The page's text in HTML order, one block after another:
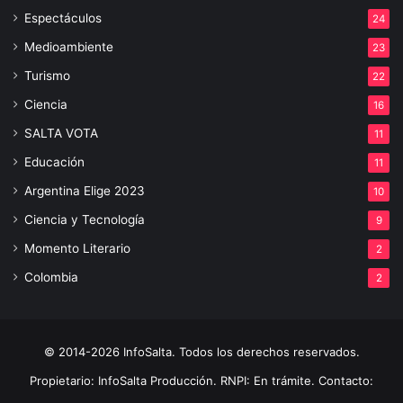
Espectáculos 24
Medioambiente 23
Turismo 22
Ciencia 16
SALTA VOTA 11
Educación 11
Argentina Elige 2023 10
Ciencia y Tecnología 9
Momento Literario 2
Colombia 2
© 2014-2026 InfoSalta. Todos los derechos reservados.
Propietario: InfoSalta Producción. RNPI: En trámite. Contacto: